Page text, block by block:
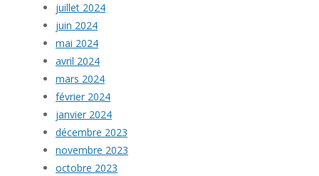
juillet 2024
juin 2024
mai 2024
avril 2024
mars 2024
février 2024
janvier 2024
décembre 2023
novembre 2023
octobre 2023